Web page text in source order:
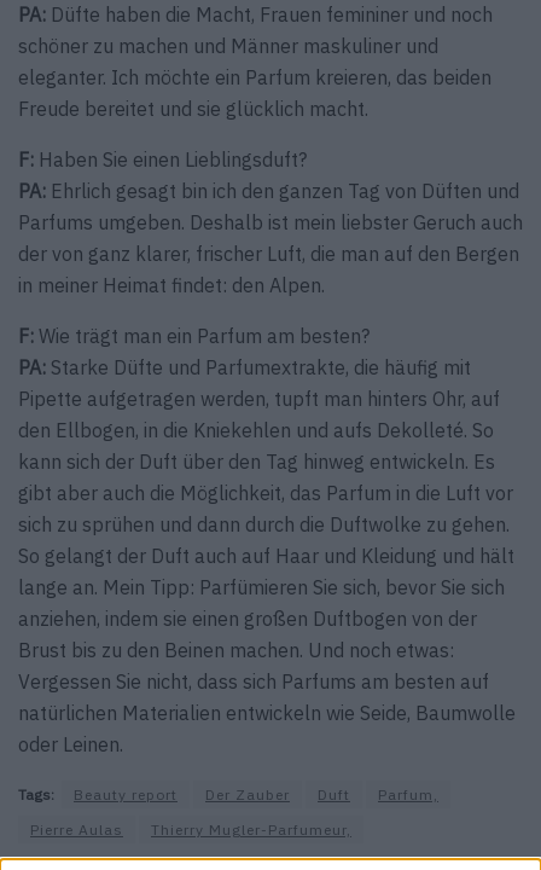
PA: Düfte haben die Macht, Frauen femininer und noch
schöner zu machen und Männer maskuliner und
eleganter. Ich möchte ein Parfum kreieren, das beiden
Freude bereitet und sie glücklich macht.
F: Haben Sie einen Lieblingsduft?
PA: Ehrlich gesagt bin ich den ganzen Tag von Düften und
Parfums umgeben. Deshalb ist mein liebster Geruch auch
der von ganz klarer, frischer Luft, die man auf den Bergen
in meiner Heimat findet: den Alpen.
F: Wie trägt man ein Parfum am besten?
PA: Starke Düfte und Parfumextrakte, die häufig mit
Pipette aufgetragen werden, tupft man hinters Ohr, auf
den Ellbogen, in die Kniekehlen und aufs Dekolleté. So
kann sich der Duft über den Tag hinweg entwickeln. Es
gibt aber auch die Möglichkeit, das Parfum in die Luft vor
sich zu sprühen und dann durch die Duftwolke zu gehen.
So gelangt der Duft auch auf Haar und Kleidung und hält
lange an. Mein Tipp: Parfümieren Sie sich, bevor Sie sich
anziehen, indem sie einen großen Duftbogen von der
Brust bis zu den Beinen machen. Und noch etwas:
Vergessen Sie nicht, dass sich Parfums am besten auf
natürlichen Materialien entwickeln wie Seide, Baumwolle
oder Leinen.
Tags: Beauty report Der Zauber Duft
Parfum,
Pierre Aulas
Thierry Mugler-Parfumeur,